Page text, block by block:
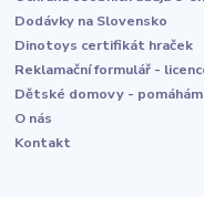
Dodávky na Slovensko
Dinotoys certifikát hraček
Reklamační formulář -
Dětské domovy -
O nás
Kontakt